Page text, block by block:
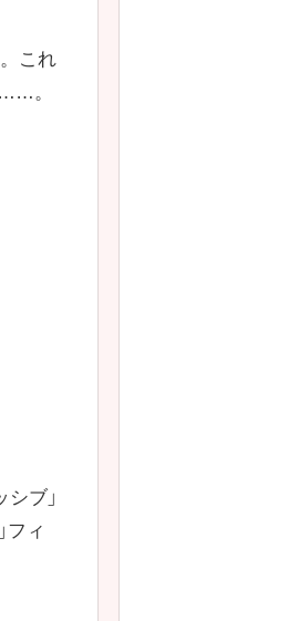
これ
。
ブ」
フィ